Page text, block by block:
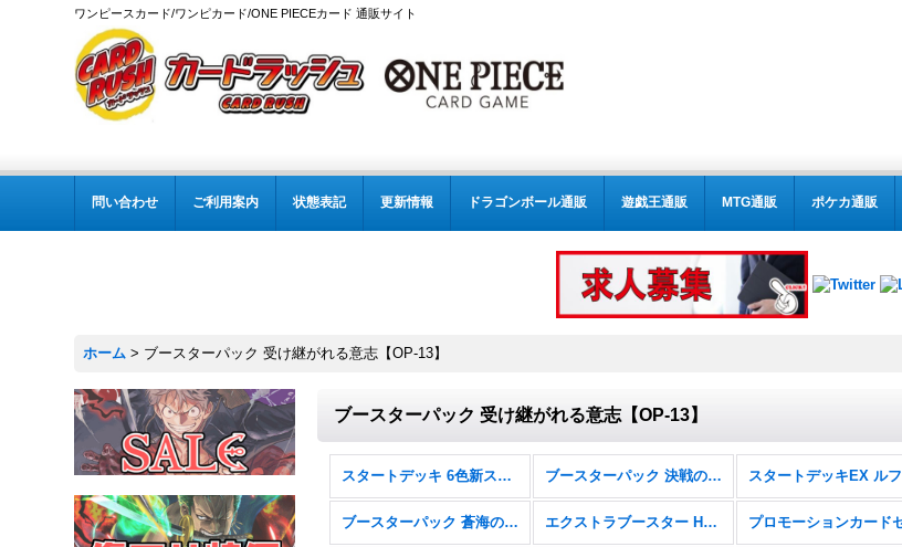
ワンピースカード/ワンピカード/ONE PIECEカード 通販サイト
問い合わせ ご利用案内 状態表記 更新情報 ドラゴンボール通販 遊戯王通販 MTG通販 ポケカ通販
ホーム > ブースターパック 受け継がれる意志【OP-13】
ブースターパック 受け継がれる意志【OP-13】
スタートデッキ 6色新スタートデッキ【ST-31〜36】 ブースターパック 決戦の刻【OP-16】
ブースターパック 蒼海の七傑【OP-14】 エクストラブースター Heroines Edition【EB-03】